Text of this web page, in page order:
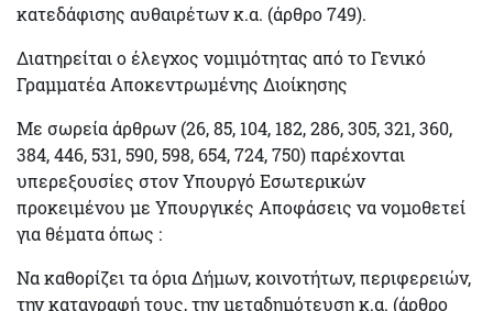
κατεδάφισης αυθαιρέτων κ.α. (άρθρο 749).
Διατηρείται οέλεγχος νομιμότητας από το Γενικό
Γραμματέα Αποκεντρωμένης Διοίκησης
Με σωρεία άρθρων (26, 85, 104, 182, 286, 305, 321, 360,
384, 446, 531, 590, 598, 654, 724, 750) παρέχονται
υπερεξουσίες στον Υπουργό Εσωτερικών
προκειμένου με Υπουργικές Αποφάσεις να νομοθετεί
για θέματα όπως :
Να καθορίζει τα όρια Δήμων, κοινοτήτων, περιφερειών,
την καταγραφή τους, την μεταδημότευση κ.α. (άρθρο